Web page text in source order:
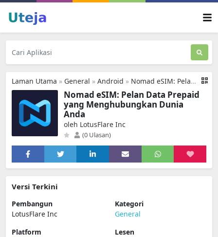
Laman Utama » General » Android » Nomad eSIM: Pelan Data Prepaid
Nomad eSIM: Pelan Data Prepaid
yang Menghubungkan Dunia
Anda
oleh LotusFlare Inc
(0 Ulasan)
Versi Terkini
Pembangun
LotusFlare Inc
Kategori
General
Platform
Lesen